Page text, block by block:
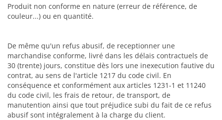
Produit non conforme en nature (erreur de référence, de
couleur...) ou en quantité.
De même qu'un refus abusif, de receptionner une
marchandise conforme, livré dans les délais contractuels de
30 (trente) jours, constitue dès lors une inexecution fautive du
contrat, au sens de l'article 1217 du code civil. En
conséquence et conformément aux articles 1231-1 et 11240
du code civil, les frais de retour, de transport, de
manutention ainsi que tout préjudice subi du fait de ce refus
abusif sont intégralement à la charge du client.